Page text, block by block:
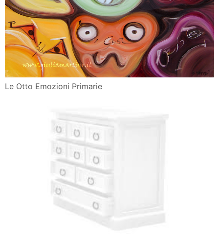
Le Otto Emozioni Primarie